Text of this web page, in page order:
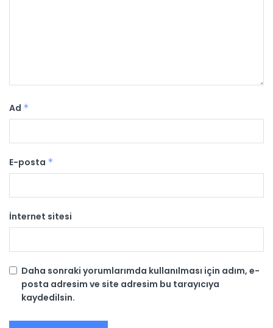
Ad *
E-posta *
İnternet sitesi
Daha sonraki yorumlarımda kullanılması için adım, e-
posta adresim ve site adresim bu tarayıcıya
kaydedilsin.